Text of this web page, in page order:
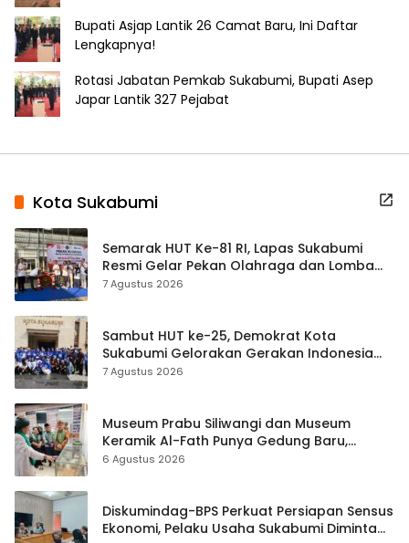
Bupati Asjap Lantik 26 Camat Baru, Ini Daftar
Lengkapnya!
Rotasi Jabatan Pemkab Sukabumi, Bupati Asep
Japar Lantik 327 Pejabat
Kota Sukabumi
Semarak HUT Ke-81 RI, Lapas Sukabumi
Resmi Gelar Pekan Olahraga dan Lomba
Tradisional
7 Agustus 2026
Sambut HUT ke-25, Demokrat Kota
Sukabumi Gelorakan Gerakan Indonesia
ASRI Lewat Aksi Bersih Masjid Agung
7 Agustus 2026
Museum Prabu Siliwangi dan Museum
Keramik Al-Fath Punya Gedung Baru,
Hampir 500 Koleksi Dipisahkan
6 Agustus 2026
Diskumindag-BPS Perkuat Persiapan Sensus
Ekonomi, Pelaku Usaha Sukabumi Diminta